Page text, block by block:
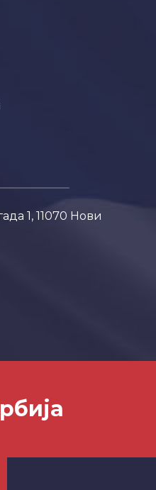
1, 11070 Нови